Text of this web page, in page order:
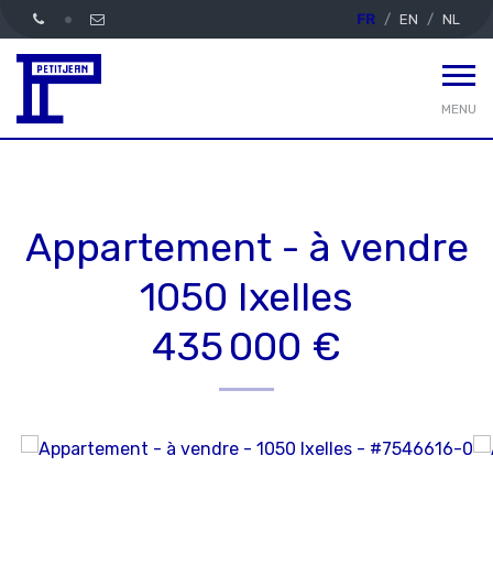
FR EN NL
MENU
Appartement - à vendre
1050 Ixelles
435 000 €